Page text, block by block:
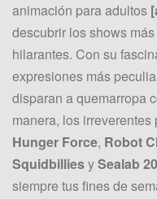
animación para adultos
descubrir los shows
hilarantes. Con su
expresiones más
disparan a quemarropa
manera, los irreverentes
Hunger Force, Robot
SquidbilliesySealab
siempre tus fines de